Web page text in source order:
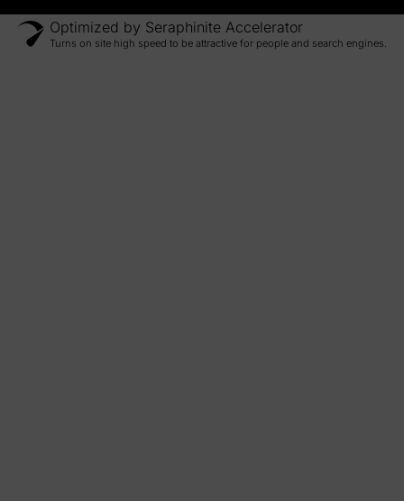
Optimized by Seraphinite Accelerator
Turns on site high speed to be attractive for people and search engines.